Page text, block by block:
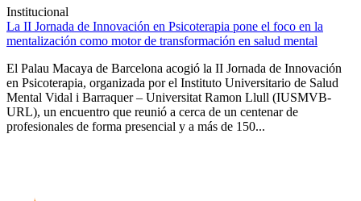
Institucional
La II Jornada de Innovación en Psicoterapia pone el foco en la
mentalización como motor de transformación en salud mental
El Palau Macaya de Barcelona acogió la II Jornada de Innovación
en Psicoterapia, organizada por el Instituto Universitario de Salud
Mental Vidal i Barraquer – Universitat Ramon Llull (IUSMVB-
URL), un encuentro que reunió a cerca de un centenar de
profesionales de forma presencial y a más de 150...